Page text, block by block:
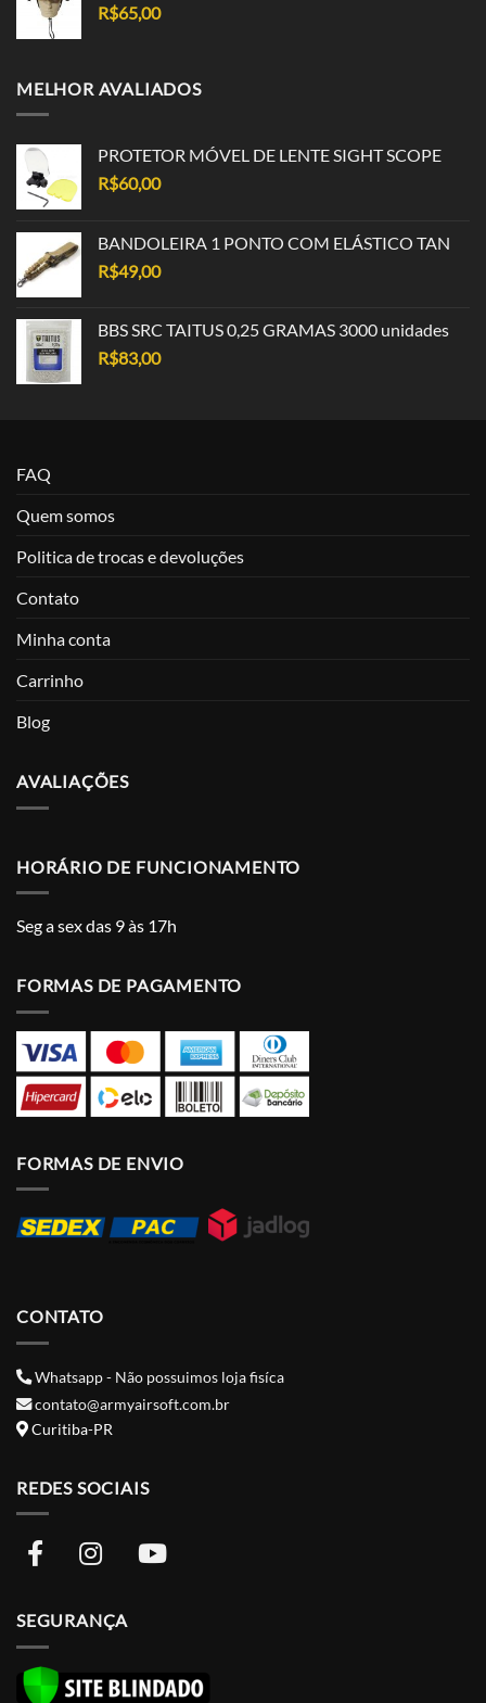
R$65,00
MELHOR AVALIADOS
PROTETOR MÓVEL DE LENTE SIGHT SCOPE
R$60,00
BANDOLEIRA 1 PONTO COM ELÁSTICO TAN
R$49,00
BBS SRC TAITUS 0,25 GRAMAS 3000 unidades
R$83,00
FAQ
Quem somos
Politica de trocas e devoluções
Contato
Minha conta
Carrinho
Blog
AVALIAÇÕES
HORÁRIO DE FUNCIONAMENTO
Seg a sex das 9 às 17h
FORMAS DE PAGAMENTO
FORMAS DE ENVIO
CONTATO
Whatsapp - Não possuimos loja fisíca
contato@armyairsoft.com.br
Curitiba-PR
REDES SOCIAIS
SEGURANÇA